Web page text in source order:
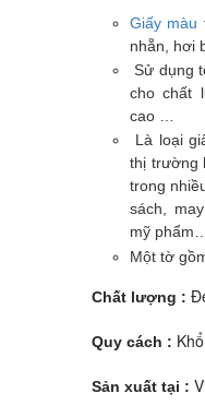
Giấy màu
nhẵn, hơi
Sử dụng
cho chất
cao …
Là loại
thị trường
trong
sách,
mỹ
Một tờ
Chất lượng :
Quy cách :
Sản xuất tại :